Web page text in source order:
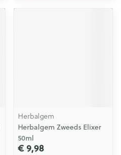
Herbalgem
Herbalgem Zweeds Elixer
50ml
€ 9,98